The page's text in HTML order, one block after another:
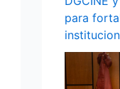
para